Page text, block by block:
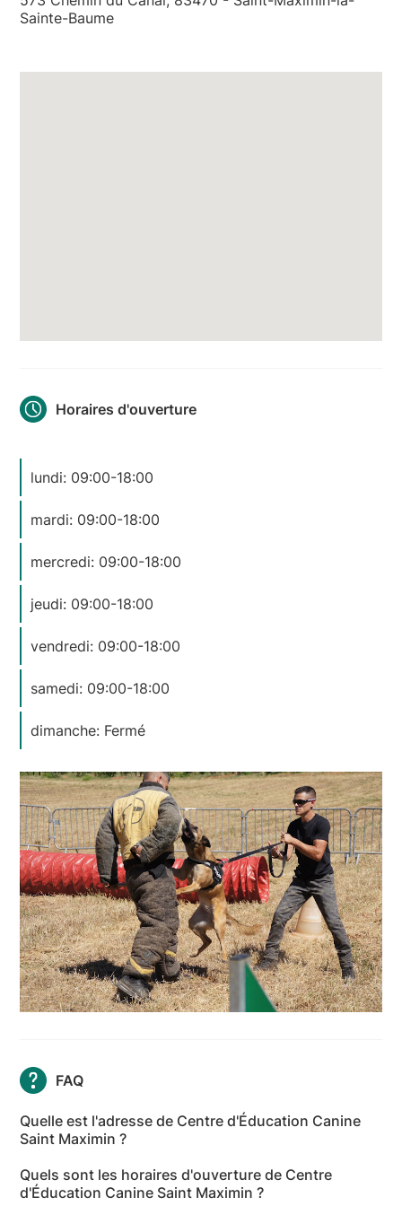
Sainte-Baume
Horaires d'ouverture
lundi: 09:00-18:00
mardi: 09:00-18:00
mercredi: 09:00-18:00
jeudi: 09:00-18:00
vendredi: 09:00-18:00
samedi: 09:00-18:00
dimanche: Fermé
FAQ
Quelle est l'adresse de Centre d'Éducation Canine
Saint Maximin ?
Maximin est 573 Chemin du Canal, 83470 Saint-
Maximin-la-Sainte-Baume - Var
Quels sont les horaires d'ouverture de Centre
d'Éducation Canine Saint Maximin ?